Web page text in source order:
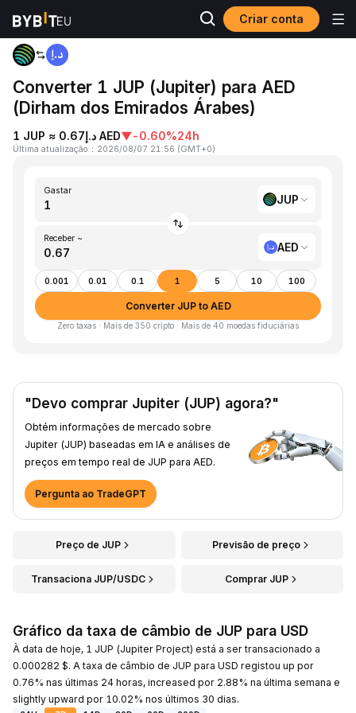
Criar conta
Página inicial
Converter 1 JUP (Jupiter) para AED
(Dirham dos Emirados Árabes)
1 JUP ≈ د.إ0.67 AED▼-0.60%24h
Última atualização ： 2026/08/07 21:56 (GMT+0)
Gastar
JUP
Receber ~
AED
0.001 0.01 0.1 1 5 10 100
Converter JUP to AED
Zero taxas · Mais de 350 cripto · Mais de 40 moedas fiduciárias
"Devo comprar Jupiter (JUP) agora?"
Obtém informações de mercado sobre
Jupiter (JUP) baseadas em IA e análises de
preços em tempo real de JUP para AED.
Pergunta ao TradeGPT
Preço de JUP Previsão de preço
Transaciona JUP/USDC Comprar JUP
Gráfico da taxa de câmbio de JUP para USD
À data de hoje, 1 JUP (Jupiter Project) está a ser transacionado a
0.000282 $. A taxa de câmbio de JUP para USD registou up por
0.76% nas últimas 24 horas, increased por 2.88% na última semana e
slightly upward por 10.02% nos últimos 30 dias.